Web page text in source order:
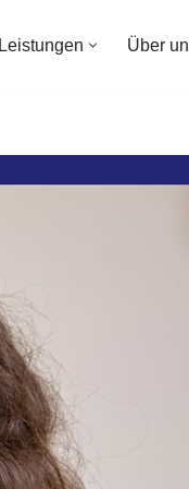
Leistungen Über